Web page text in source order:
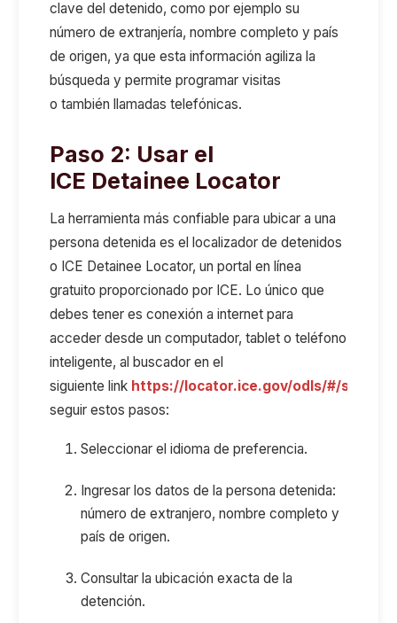
clave del detenido, como por ejemplo su
número de extranjería, nombre completo y país
de origen, ya que esta información agiliza la
búsqueda y permite programar visitas
o también llamadas telefónicas.
Paso 2: Usar el
ICE Detainee Locator
La herramienta más confiable para ubicar a una
persona detenida es el localizador de detenidos
o ICE Detainee Locator, un portal en línea
gratuito proporcionado por ICE. Lo único que
debes tener es conexión a internet para
acceder desde un computador, tablet o teléfono
inteligente, al buscador en el
siguiente link https://locator.ice.gov/odls/#/search
seguir estos pasos:
Seleccionar el idioma de preferencia.
Ingresar los datos de la persona detenida:
número de extranjero, nombre completo y
país de origen.
Consultar la ubicación exacta de la
detención.